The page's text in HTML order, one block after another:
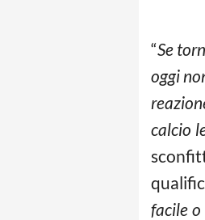
“Se
oggi
calcio
facile